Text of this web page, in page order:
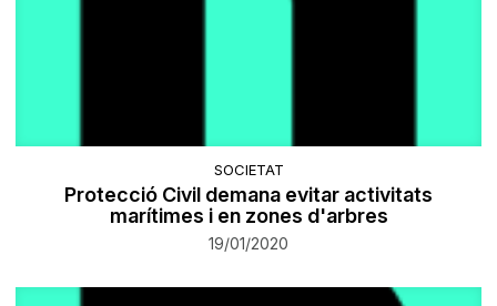
SOCIETAT
Protecció Civil demana evitar activitats
marítimes i en zones d'arbres
19/01/2020